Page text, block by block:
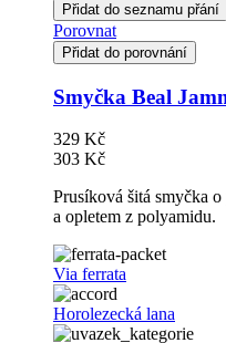
Přidat do seznamu přání
Porovnat
Přidat do porovnání
Smyčka Beal
329 Kč
303 Kč
Prusíková šitá smyčka
a opletem z polyamidu.
Via ferrata
Horolezecká lana